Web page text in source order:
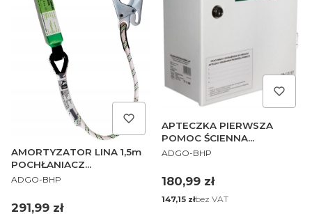
AMORTYZATOR LINA 1,5m
POCHŁANIACZ
ZABEZPIECZENIE
PRODUCENT
ADGO-BHP
Cena
291,99 zł
APTECZKA PIERWSZA
POMOC ŚCIENNA
ZAKŁADOWA AS30
PRODUCENT
ADGO-BHP
Cena
180,99 zł
Cena
147,15 złbez VAT